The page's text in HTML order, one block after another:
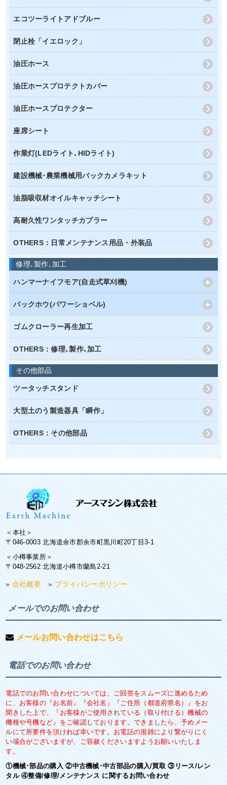
エコツーライトアドブルー
閉止栓「イエロック」
油圧ホース
油圧ホースプロテクトカバー
油圧ホースプロテクター
座席シート
作業灯(LEDライト､HIDライト)
建設機械･農業機械用バックカメラキット
油脂吸収材オイルキャッチシート
高耐久性ワンタッチカプラー
OTHERS：日常メンテナンス用品・外装品
修理､製作､加工
ハンマーナイフモア(自走式草刈機)
バックホウ(パワーショベル)
ゴムクローラー再生加工
OTHERS：修理､製作､加工
その他部品
ツータッチスタンド
大型土のう製造器具「瞬作」
OTHERS：その他部品
＜本社＞
〒046-0003 北海道余市郡余市町黒川町20丁目3-1
＜小樽事業所＞
〒048-2562 北海道小樽市蘭島2-21
» 会社概要 » プライバシーポリシー
メールでのお問い合わせ
メールお問い合わせはこちら
電話でのお問い合わせ
電話でのお問い合わせについては、ご回答をスムーズに進めるため
に、お客様の『お名前』『会社名』『ご住所（都道府県名）』をお
聞きした上で、『お客様がご使用されている（取り付ける）機械の
機種や号機など』をご確認しております。できましたら、予めメー
ルにて所要件を頂ければ幸いです。お電話の混雑により繋がりにく
い場合がございますが、ご容赦くださいますようお願いいたしま
す。
①機械･部品の購入 ②中古機械･中古部品の購入/買取 ③リース/レン
タル ④整備/修理/メンテナンス に関するお問い合わせ